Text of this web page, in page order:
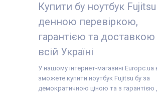
Купити бу ноутбук
денною перевіркою,
гарантією та
всій Україні
У нашому інтернет-магазині Europc.ua
зможете купити ноутбук Fujitsu бу за
демократичною ціною та з гарантією